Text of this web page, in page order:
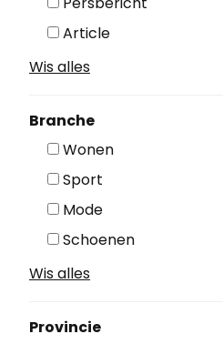
Article
Wis alles
Branche
Wonen
Sport
Mode
Schoenen
Wis alles
Provincie